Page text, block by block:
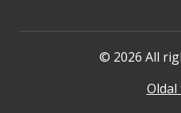
© 2026 All